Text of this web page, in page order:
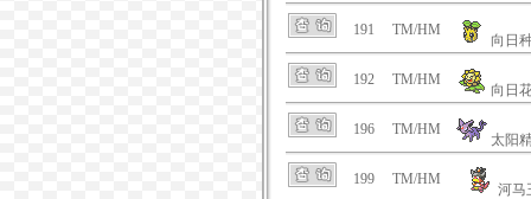
191 TM/HM
向日
192 TM/HM
向日
196 TM/HM
太阳
199 TM/HM
河马